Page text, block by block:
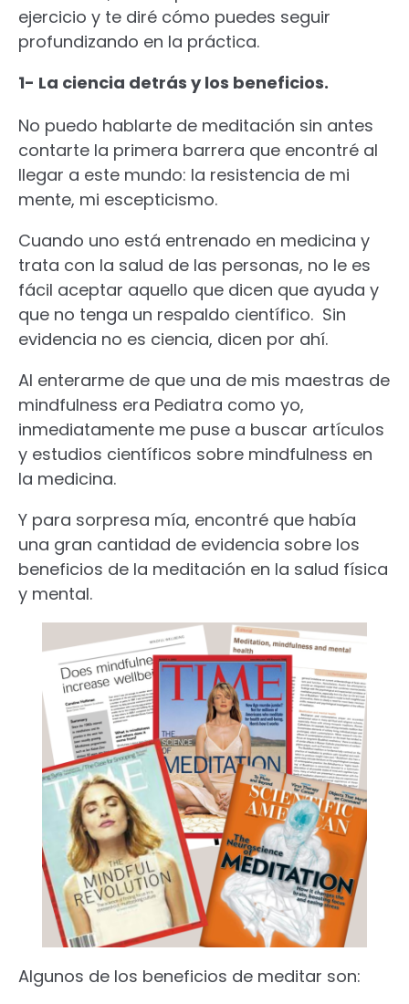
ejercicio y te diré cómo puedes seguir
profundizando en la práctica.
1- La ciencia detrás y los beneficios.
No puedo hablarte de meditación sin antes
contarte la primera barrera que encontré al
llegar a este mundo: la resistencia de mi
mente, mi escepticismo.
Cuando uno está entrenado en medicina y
trata con la salud de las personas, no le es
fácil aceptar aquello que dicen que ayuda y
que no tenga un respaldo científico. Sin
evidencia no es ciencia, dicen por ahí.
Al enterarme de que una de mis maestras de
mindfulness era Pediatra como yo,
inmediatamente me puse a buscar artículos
y estudios científicos sobre mindfulness en
la medicina.
Y para sorpresa mía, encontré que había
una gran cantidad de evidencia sobre los
beneficios de la meditación en la salud física
y mental.
Algunos de los beneficios de meditar son: